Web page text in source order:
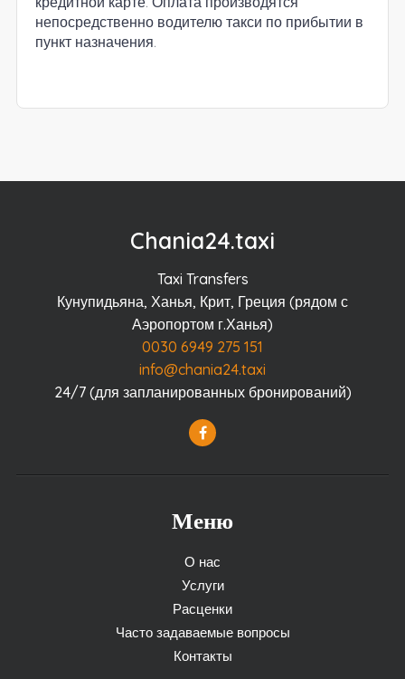
непосредственно водителю такси по прибытии в
пункт назначения.
Chania24.taxi
Taxi Transfers
Кунупидьяна, Ханья, Крит, Греция (рядом с
Аэропортом г.Ханья)
0030 6949 275 151
info@chania24.taxi
24/7 (для запланированных бронирований)
Меню
О нас
Услуги
Расценки
Часто задаваемые вопросы
Контакты